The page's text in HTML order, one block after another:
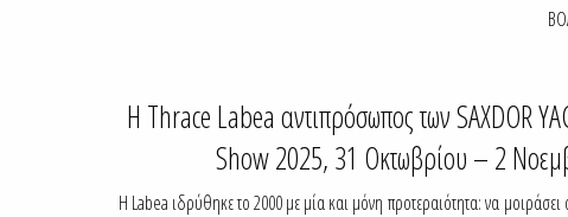
Η Thrace Labea αντιπρόσωπος των SAXDOR
Show 2025, 31 Οκτωβρίου – 2
Η Labea ιδρύθηκε το 2000 με μία και μόνη προτεραιότητα: να